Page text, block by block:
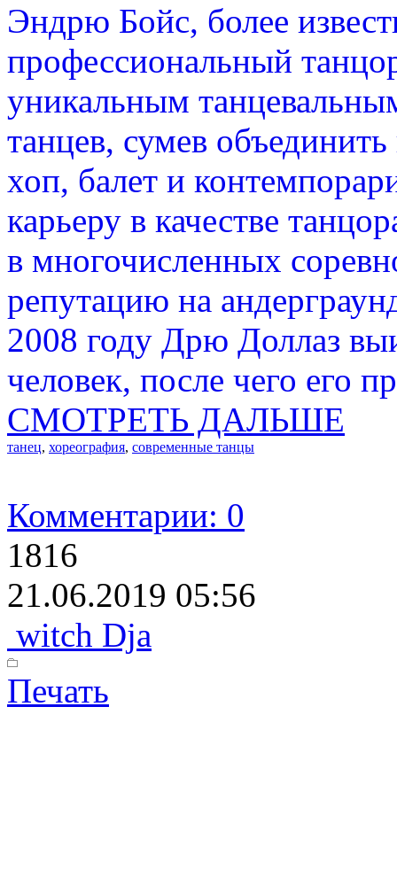
Эндрю Бойс, более
профессиональный
уникальным
танцев, сумев
хоп, балет и
карьеру в качестве
в многочисленных
репутацию на
2008 году Дрю Доллаз
человек, после чего его
СМОТРЕТЬ ДАЛЬШЕ
танец, хореография, современные танцы
Комментарии: 0
1816
21.06.2019 05:56
witch Dja
Печать